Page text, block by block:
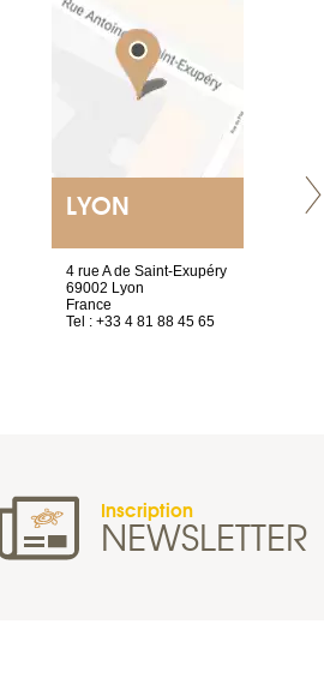
LYON
4 rue A de Saint-Exupéry
69002 Lyon
France
Tel : +33 4 81 88 45 65
Inscription
NEWSLETTER